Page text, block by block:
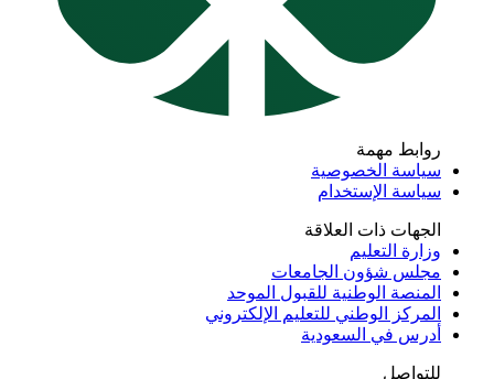
روابط مهمة
سياسة الخصوصية
سياسة الإستخدام
الجهات ذات العلاقة
وزارة التعليم
مجلس شؤون الجامعات
المنصة الوطنية للقبول الموحد
المركز الوطني للتعليم الإلكتروني
أدرس في السعودية
للتواصل